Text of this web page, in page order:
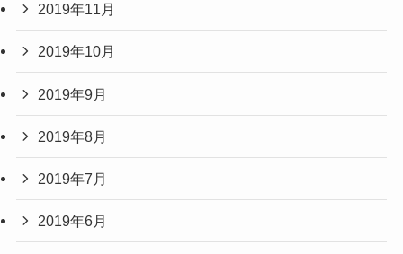
2019年11月
2019年10月
2019年9月
2019年8月
2019年7月
2019年6月